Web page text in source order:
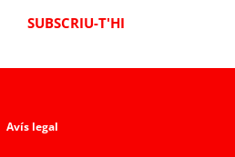
SUBSCRIU-T'HI
Avís legal